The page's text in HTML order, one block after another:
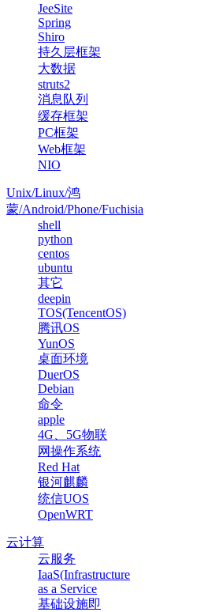
JeeSite
Spring
Shiro
持久层框架
大数据
struts2
消息队列
缓存框架
PC框架
Web框架
NIO
Unix/Linux/鸿
蒙/Android/Phone/Fuchisia
shell
python
centos
ubuntu
其它
deepin
TOS(TencentOS)
腾讯OS
YunOS
桌面环境
DuerOS
Debian
命令
apple
4G、5G物联
网操作系统
Red Hat
银河麒麟
统信UOS
OpenWRT
云计算
云服务
IaaS(Infrastructure
as a Service
基础设施即